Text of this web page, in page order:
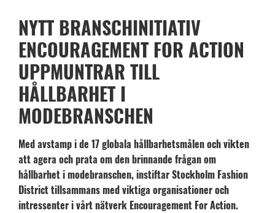
NYTT BRANSCHINITIATIV
ENCOURAGEMENT FOR ACTION
UPPMUNTRAR TILL
HÅLLBARHET I
MODEBRANSCHEN
Med avstamp i de 17 globala hållbarhetsmålen och vikten
att agera och prata om den brinnande frågan om
hållbarhet i modebranschen, instiftar Stockholm Fashion
District tillsammans med viktiga organisationer och
intressenter i vårt nätverk Encouragement For Action.